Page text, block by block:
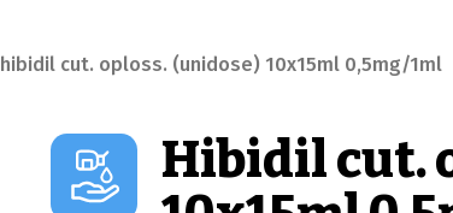
hibidil cut. oploss. (unidose) 10x15ml 0,5mg/1ml
Hibidil cut.